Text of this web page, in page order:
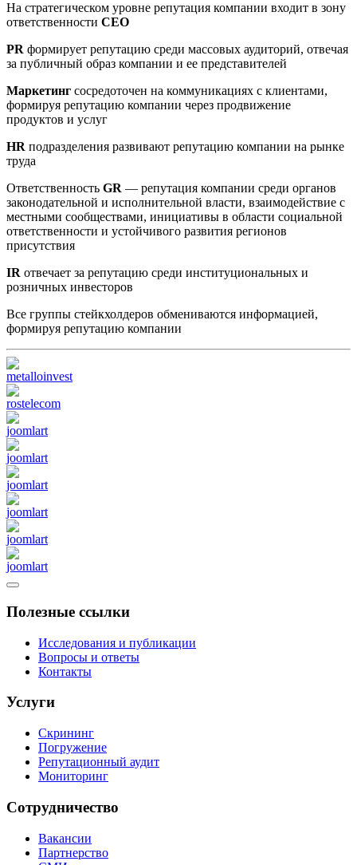
На стратегическом уровне репутация компании входит в зону
ответственности CEO
PR формирует репутацию среди массовых аудиторий, отвечая
за публичный образ компании и ее представителей
Маркетинг сосредоточен на коммуникациях с клиентами,
формируя репутацию компании через продвижение
продуктов и услуг
HR подразделения развивают репутацию компании на рынке
труда
Ответственность GR — репутация компании среди органов
законодательной и исполнительной власти, взаимодействие с
местными сообществами, инициативы в области социальной
ответственности и устойчивого развития регионов
присутствия
IR отвечает за репутацию среди институциональных и
розничных инвесторов
Все группы стейкхолдеров обмениваются информацией,
формируя репутацию компании
Полезные ссылки
Исследования и публикации
Вопросы и ответы
Контакты
Услуги
Скрининг
Погружение
Репутационный аудит
Мониторинг
Сотрудничество
Вакансии
Партнерство